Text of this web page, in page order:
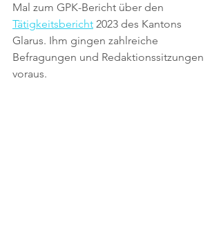
Mal zum GPK-Bericht über den
Tätigkeitsbericht 2023 des Kantons
Glarus. Ihm gingen zahlreiche
Befragungen und Redaktionssitzungen
voraus.